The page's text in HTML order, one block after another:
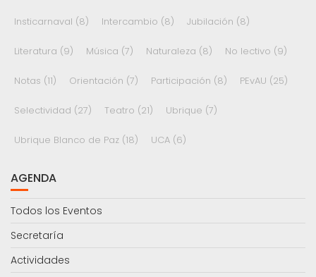
Insticarnaval (8) Intercambio (8) Jubilación (8)
Literatura (9) Música (7) Naturaleza (8) No lectivo (9)
Notas (11) Orientación (7) Participación (8) PEvAU (25)
Selectividad (27) Teatro (21) Ubrique (7)
Ubrique Blanco de Paz (18) UCA (6)
AGENDA
Todos los Eventos
Secretaría
Actividades